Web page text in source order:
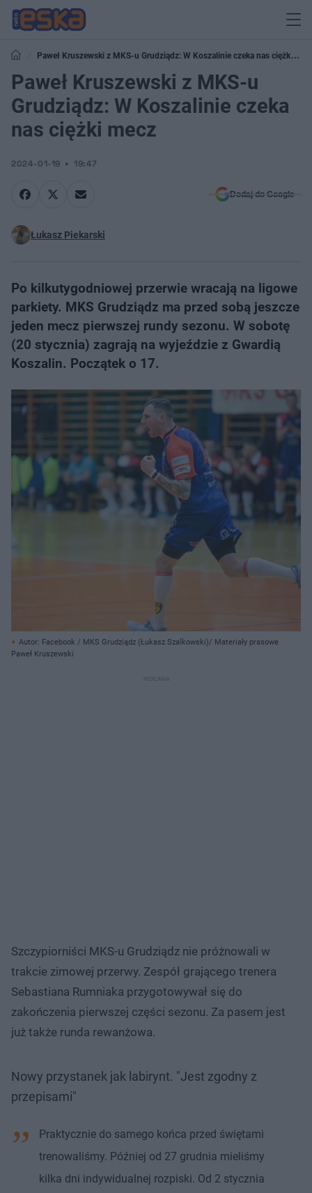
Paweł Kruszewski z MKS-u Grudziądz: W Koszalinie czeka nas ciężki
mecz
Paweł Kruszewski z MKS-u
Grudziądz: W Koszalinie czeka
nas ciężki mecz
2024-01-19 19:47
Dodaj do Google
Łukasz Piekarski
Po kilkutygodniowej przerwie wracają na ligowe
parkiety. MKS Grudziądz ma przed sobą jeszcze
jeden mecz pierwszej rundy sezonu. W sobotę
(20 stycznia) zagrają na wyjeździe z Gwardią
Koszalin. Początek o 17.
Autor: Facebook / MKS Grudziądz (Łukasz Szalkowski)/ Materiały prasowe
Paweł Kruszewski
Szczypiorniści MKS-u Grudziądz nie próżnowali w
trakcie zimowej przerwy. Zespół grającego trenera
Sebastiana Rumniaka przygotowywał się do
zakończenia pierwszej części sezonu. Za pasem jest
już także runda rewanżowa.
Nowy przystanek jak labirynt. "Jest zgodny z
przepisami"
Praktycznie do samego końca przed świętami
trenowaliśmy. Później od 27 grudnia mieliśmy
kilka dni indywidualnej rozpiski. Od 2 stycznia